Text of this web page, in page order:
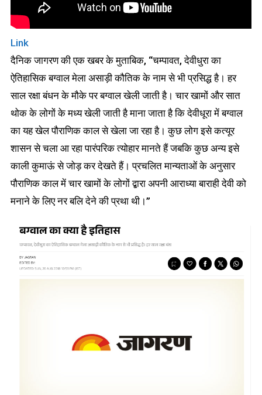
Link
दैनिक जागरण की एक खबर के मुताबिक, “चम्पावत, देवीधुरा का
ऐतिहासिक बग्वाल मेला असाड़ी कौतिक के नाम से भी प्रसिद्ध है। हर
साल रक्षा बंधन के मौके पर बग्वाल खेली जाती है। चार खामों और सात
थोक के लोगों के मध्य खेली जाती है माना जाता है कि देवीधूरा में बग्वाल
का यह खेल पौराणिक काल से खेला जा रहा है। कुछ लोग इसे कत्यूर
शासन से चला आ रहा पारंपरिक त्योहार मानते हैं जबकि कुछ अन्य इसे
काली कुमाऊं से जोड़ कर देखते हैं। प्रचलित मान्यताओं के अनुसार
पौराणिक काल में चार खामों के लोगों द्बारा अपनी आराध्या बाराही देवी को
मनाने के लिए नर बलि देने की प्रथा थी।”